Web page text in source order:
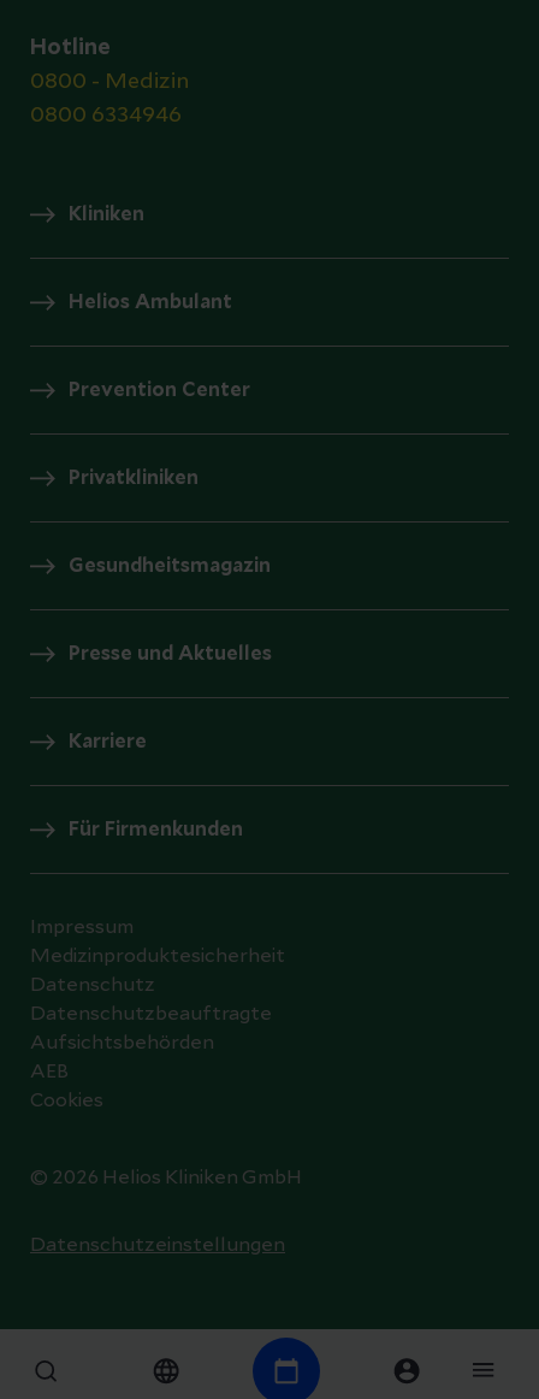
Hotline
0800 - Medizin
0800 6334946
Kliniken
Helios Ambulant
Prevention Center
Privatkliniken
Gesundheitsmagazin
Presse und Aktuelles
Karriere
Für Firmenkunden
© 2026 Helios Kliniken GmbH
Impressum
Medizinproduktesicherheit
Datenschutz
Datenschutzbeauftragte
Aufsichtsbehörden
AEB
Cookies
Datenschutzeinstellungen